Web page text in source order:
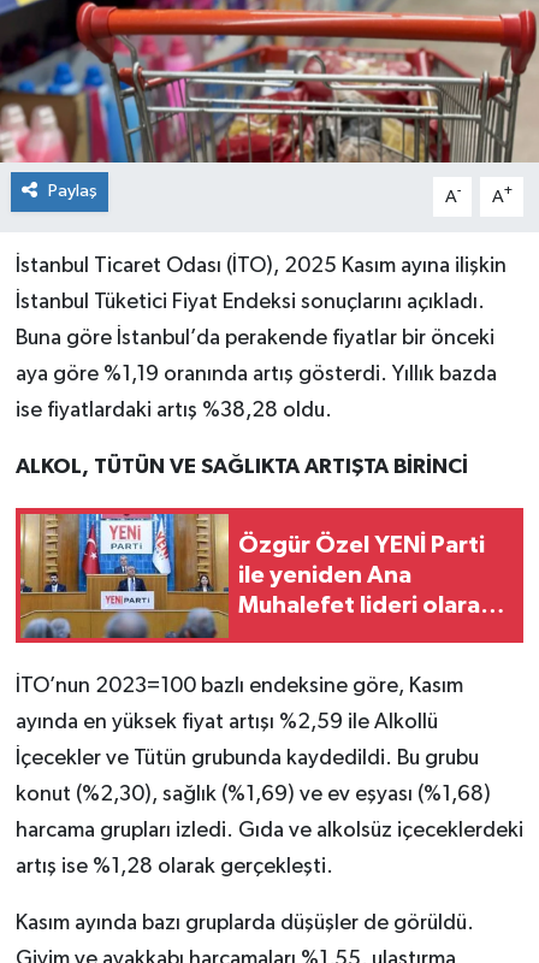
Paylaş A- A+
İstanbul Ticaret Odası (İTO), 2025 Kasım ayına ilişkin
İstanbul Tüketici Fiyat Endeksi sonuçlarını açıkladı.
Buna göre İstanbul’da perakende fiyatlar bir önceki
aya göre %1,19 oranında artış gösterdi. Yıllık bazda
ise fiyatlardaki artış %38,28 oldu.
ALKOL, TÜTÜN VE SAĞLIKTA ARTIŞTA BİRİNCİ
Özgür Özel YENİ Parti
ile yeniden Ana
Muhalefet lideri olarak
İTO’nun 2023=100 bazlı endeksine göre, Kasım
ayında en yüksek fiyat artışı %2,59 ile Alkollü
İçecekler ve Tütün grubunda kaydedildi. Bu grubu
konut (%2,30), sağlık (%1,69) ve ev eşyası (%1,68)
harcama grupları izledi. Gıda ve alkolsüz içeceklerdeki
artış ise %1,28 olarak gerçekleşti.
Kasım ayında bazı gruplarda düşüşler de görüldü.